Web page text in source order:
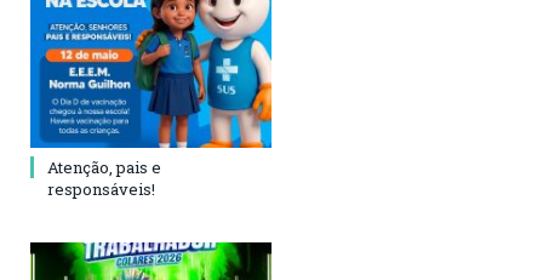
Atenção, pais e
responsáveis!